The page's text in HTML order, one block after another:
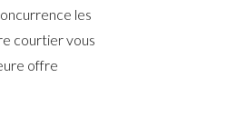
les
courtier vous
offre